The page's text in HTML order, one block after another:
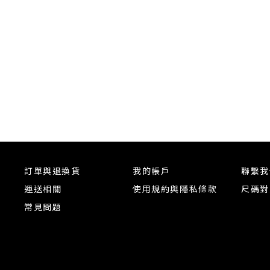
訂單與退換貨
運送相關
常見問題
我的帳戶
使用規約與隱私條款
聯繫
尺碼